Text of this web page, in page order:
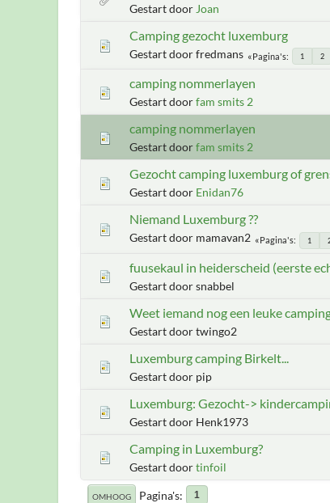
Gestart door Joan
Camping gezocht luxemburg
Gestart door fredmans Pagina's 1 2
camping nommerlayen
Gestart doorfam smits 2
camping nommerlayen
Gestart doorfam smits 2
Gezocht camping luxemburg of
Gestart door Enidan76
Niemand Luxemburg ??
Gestart door mamavan2 Pagina's 1
fuusekaul in heiderscheid (eerste
Gestart door snabbel
Weet iemand nog een leuke
Gestart door twingo2
Luxemburg camping Birkelt...
Gestart door pip
Luxemburg: Gezocht->
Gestart door Henk1973
Camping in Luxemburg?
Gestart doortinfoil
OMHOOG Pagina's 1